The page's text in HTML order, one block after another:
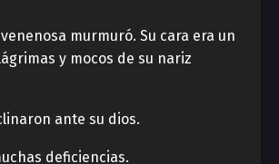
murmuró. Su cara era un
y mocos de su nariz
ante su dios.
deficiencias.